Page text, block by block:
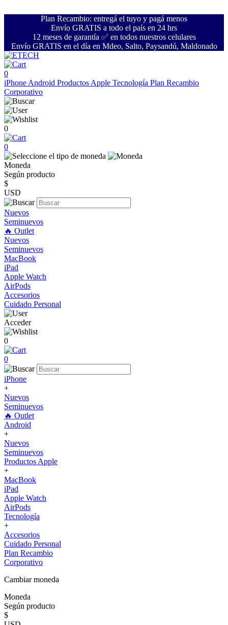
Plan Recambio: entregá el tuyo y pagá menos
Envío GRATIS a todo el país en 24 hrs
12 meses de garantía ✅ en todos nuestros celulares
Envío GRATIS en el día en Mdeo, Salto, Paysandú, Maldonado
0
iPhone Android Productos Apple Tecnología Plan Recambio
Corporativo
0
0
Moneda
Según producto
$
USD
Nuevos
Seminuevos
🔥 Outlet
Nuevos
Seminuevos
MacBook
iPad
Apple Watch
AirPods
Accesorios
Cuidado Personal
Acceder
0
0
iPhone
+
Nuevos
Seminuevos
🔥 Outlet
Android
+
Nuevos
Seminuevos
Productos Apple
+
MacBook
iPad
Apple Watch
AirPods
Tecnología
+
Accesorios
Cuidado Personal
Plan Recambio
Corporativo
Cambiar moneda
Moneda
Según producto
$